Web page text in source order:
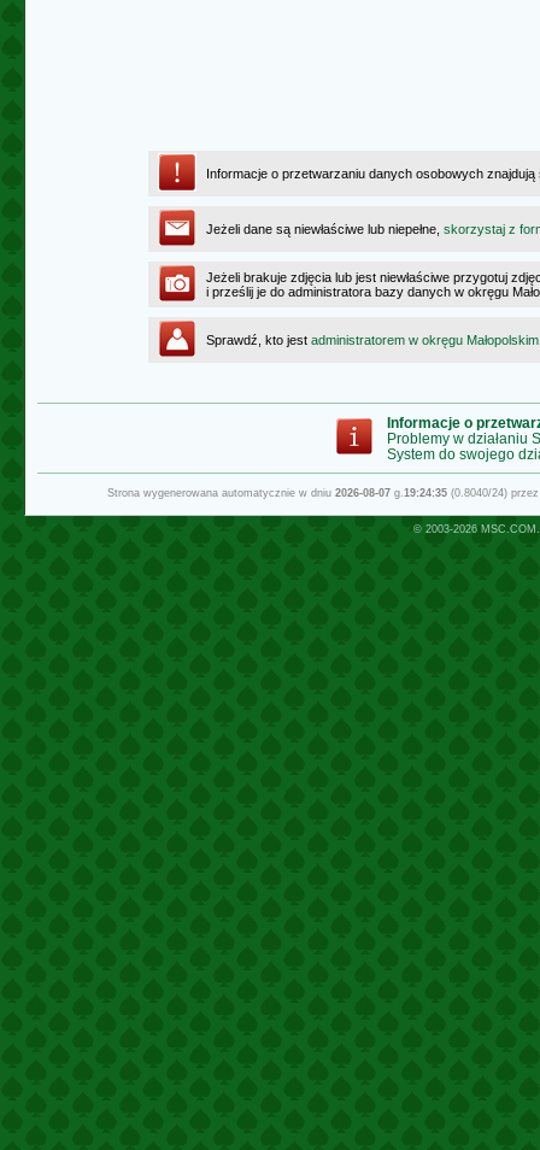
Informacje o przetwarzaniu danych osobowych
Jeżeli dane są niewłaściwe lub niepełne, skorzystaj z
Jeżeli brakuje zdjęcia lub jest niewłaściwe przygotuj
i prześlij je do administratora bazy danych w okręgu
Sprawdź, kto jest administratorem w okręgu Małopolskim
Informacje o
Problemy w działaniu
System do swojego
Strona wygenerowana automatycznie w dniu 2026-08-07g.19:24:35(0.8040/24)
© 2003-2026